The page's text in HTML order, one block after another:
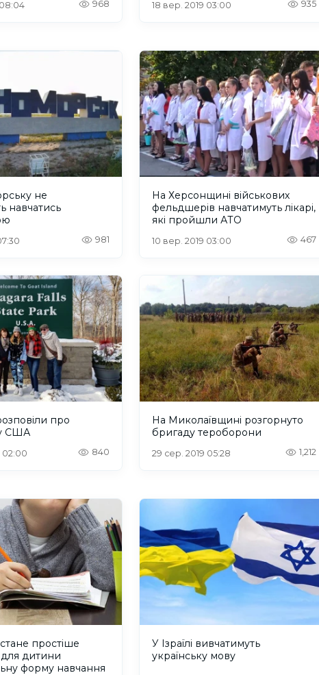
968 18 вер. 2019 03:00 935
не
навчатись
981
На Херсонщині військових
фельдшерів навчатимуть лікарі,
які пройшли АТО
10 вер. 2019 03:00 467
про
США
02:00 840
На Миколаївщині розгорнуто
бригаду тероборони
29 сер. 2019 05:28 1,212
простіше
дитини
форму навчання
У Ізраїлі вивчатимуть
українську мову